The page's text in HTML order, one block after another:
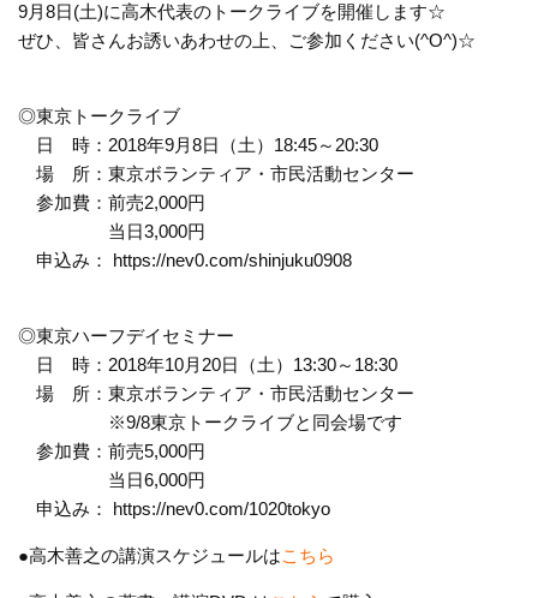
9月8日(土)に高木代表のトークライブを開催します☆
ぜひ、皆さんお誘いあわせの上、ご参加ください(^O^)☆
◎東京トークライブ
日 時：2018年9月8日（土）18:45～20:30
場 所：東京ボランティア・市民活動センター
参加費：前売2,000円
当日3,000円
申込み： https://nev0.com/shinjuku0908
◎東京ハーフデイセミナー
日 時：2018年10月20日（土）13:30～18:30
場 所：東京ボランティア・市民活動センター
※9/8東京トークライブと同会場です
参加費：前売5,000円
当日6,000円
申込み： https://nev0.com/1020tokyo
●高木善之の講演スケジュールはこちら